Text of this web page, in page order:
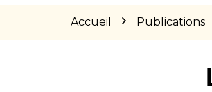
Accueil Publications